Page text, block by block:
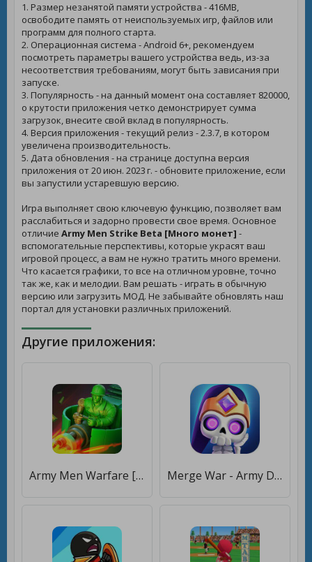
1. Размер незанятой памяти устройства - 416MB,
освободите память от неиспользуемых игр, файлов или
программ для полного старта.
2. Операционная система - Android 6+, рекомендуем
посмотреть параметры вашего устройства ведь, из-за
несоответствия требованиям, могут быть зависания при
запуске.
3. Популярность - на данный момент она составляет 820000,
о крутости приложения четко демонстрирует сумма
загрузок, внесите свой вклад в популярность.
4. Версия приложения - текущий релиз - 2.3.7, в котором
увеличена производительность.
5. Дата обновления - на странице доступна версия
приложения от 20 июн. 2023 г. - обновите приложение, если
вы запустили устаревшую версию.
Игра выполняет свою ключевую функцию, позволяет вам
расслабиться и задорно провести свое время. Основное
отличие Army Men Strike Beta [Много монет] -
вспомогательные перспективы, которые украсят ваш
игровой процесс, а вам не нужно тратить много времени.
Что касается графики, то все на отличном уровне, точно
так же, как и мелодии. Вам решать - играть в обычную
версию или загрузить МОД. Не забывайте обновлять наш
портал для установки различных приложений.
Другие приложения:
Army Men Warfare [Много монет] Merge War - Army Draft Battler [Много монет]